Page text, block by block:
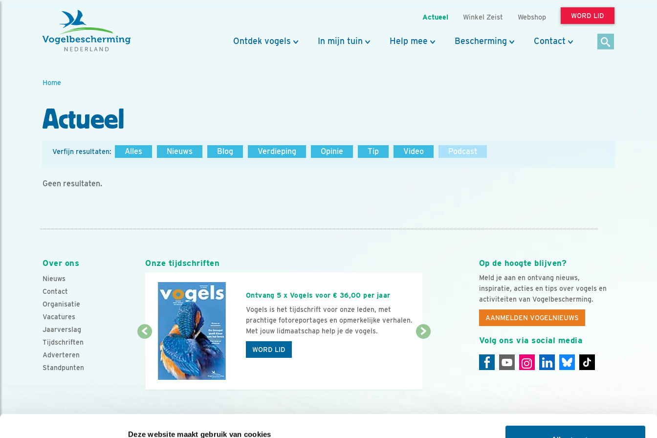
Deze website maakt gebruik van cookies
Actueel Winkel Zeist Webshop WORD LID
Ontdek vogels In mijn tuin Help mee Bescherming Contact
Home
Actueel
Verfijn resultaten: Alles Nieuws Blog Verdieping Opinie Tip Video Podcast
Geen resultaten.
Over ons
Nieuws
Contact
Organisatie
Vacatures
Jaarverslag
Tijdschriften
Adverteren
Standpunten
Op de hoogte blijven?
Meld je aan en ontvang nieuws,
inspiratie, acties en tips over vogels en
activiteiten van Vogelbescherming.
AANMELDEN VOGELNIEUWS
Volg ons via social media
Onze tijdschriften
Ontvang 5 x Vogels voor € 36,00 per jaar
Vogels is het tijdschrift voor onze leden, met
prachtige fotoreportages en opmerkelijke verhalen.
Met jouw lidmaatschap help je de vogels.
WORD LID